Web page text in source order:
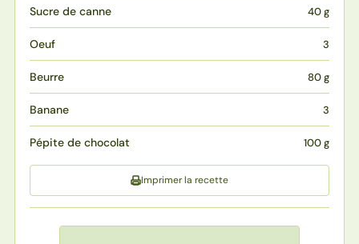
Sucre de canne 40 g
Oeuf 3
Beurre 80 g
Banane 3
Pépite de chocolat 100 g
Imprimer la recette